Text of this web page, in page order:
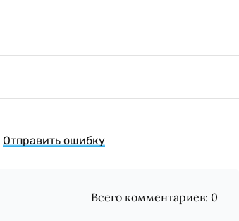
Отправить ошибку
Всего комментариев: 0